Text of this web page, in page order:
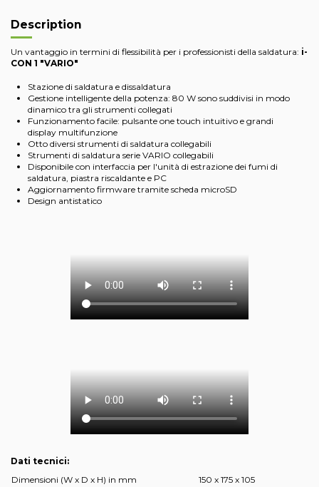
Description
Un vantaggio in termini di flessibilità per i professionisti della saldatura: i-
CON 1 "VARIO"
Stazione di saldatura e dissaldatura
Gestione intelligente della potenza: 80 W sono suddivisi in modo
dinamico tra gli strumenti collegati
Funzionamento facile: pulsante one touch intuitivo e grandi
display multifunzione
Otto diversi strumenti di saldatura collegabili
Strumenti di saldatura serie VARIO collegabili
Disponibile con interfaccia per l'unità di estrazione dei fumi di
saldatura, piastra riscaldante e PC
Aggiornamento firmware tramite scheda microSD
Design antistatico
Dati tecnici:
Dimensioni (W x D x H) in mm
150 x 175 x 105